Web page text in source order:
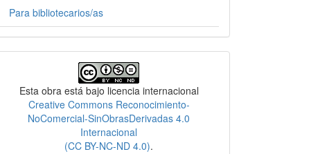
Para bibliotecarios/as
Esta obra está bajo licencia internacional
Creative Commons Reconocimiento-
NoComercial-SinObrasDerivadas 4.0
Internacional
(CC BY-NC-ND 4.0).